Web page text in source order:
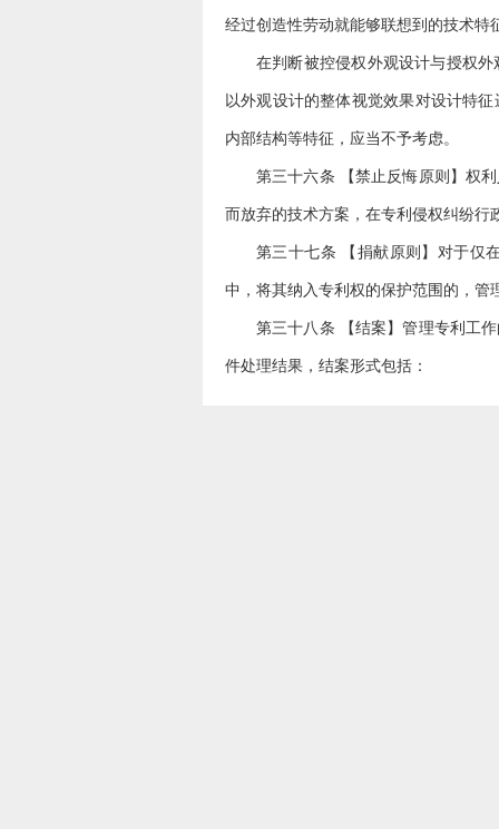
经过创造性劳动就能够联想到的技术特
在判断被控侵权外观设计与授权
以外观设计的整体视觉效果对设计特
内部结构等特征，应当不予考虑。
第三十六条 【禁止反悔原则】权
而放弃的技术方案，在专利侵权纠纷
第三十七条 【捐献原则】对于仅
中，将其纳入专利权的保护范围的，管
第三十八条 【结案】管理专利工
件处理结果，结案形式包括：